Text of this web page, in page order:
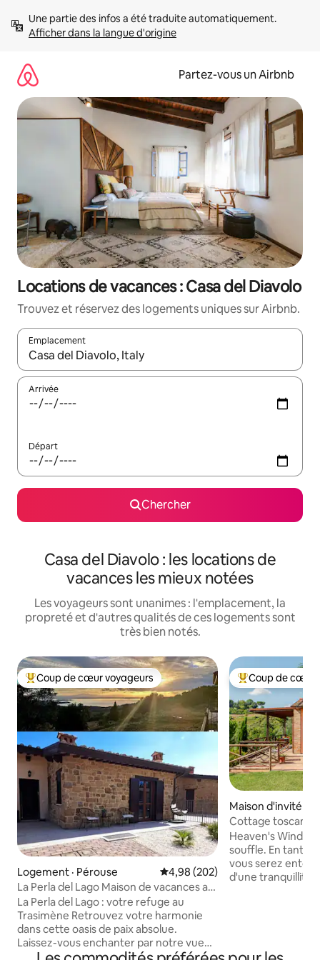
directement
Afficher dans la langue d'origine
Partez-vous un Airbnb
Locations de vacances : Casa del Diavolo
Trouvez et réservez des logements uniques sur Airbnb.
Emplacement
Quand les résultats sont affichés, parcourez-les en utilisant
Arrivée
Départ
Chercher
Casa del Diavolo : les locations de
vacances les mieux notées
Les voyageurs sont unanimes : l'emplacement, la
propreté et d'autres qualités de ces logements sont
très bien notés.
Coup de cœur voyageurs parmi les plus aimés
Coup de cœur voyageurs
Logement · Pérouse Note moyenne de 4,98 sur 5,
4,98 (202)
La Perla del Lago Maison de vacances au
lac Trasimène
La Perla del Lago : votre refuge au
Trasimène ​Retrouvez votre harmonie
dans cette oasis de paix absolue.
Laissez-vous enchanter par notre vue
magique et les couchers de soleil que le
Coup de cœur
Coup de cœur
Maison d'invité ·
Cottage toscan
paradisiaque
Heaven's
souffle. En tant
vous serez
d'une tranquillité